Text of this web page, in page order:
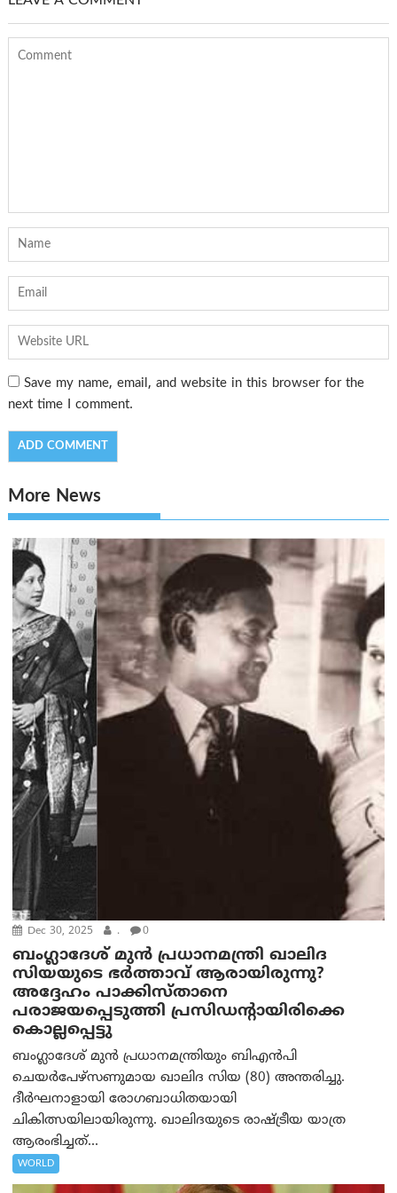
Save my name, email, and website in this browser for the
next time I comment.
More News
Dec 30, 2025 . 0
ബംഗ്ലാദേശ് മുന്‍ പ്രധാനമന്ത്രി ഖാലിദ
സിയയുടെ ഭർത്താവ് ആരായിരുന്നു?
അദ്ദേഹം പാക്കിസ്താനെ
പരാജയപ്പെടുത്തി പ്രസിഡന്റായിരിക്കെ
കൊല്ലപ്പെട്ടു
ബംഗ്ലാദേശ് മുൻ പ്രധാനമന്ത്രിയും ബിഎൻപി
ചെയർപേഴ്‌സണുമായ ഖാലിദ സിയ (80) അന്തരിച്ചു.
ദീർഘനാളായി രോഗബാധിതയായി
ചികിത്സയിലായിരുന്നു. ഖാലിദയുടെ രാഷ്ട്രീയ യാത്ര
ആരംഭിച്ചത്...
WORLD